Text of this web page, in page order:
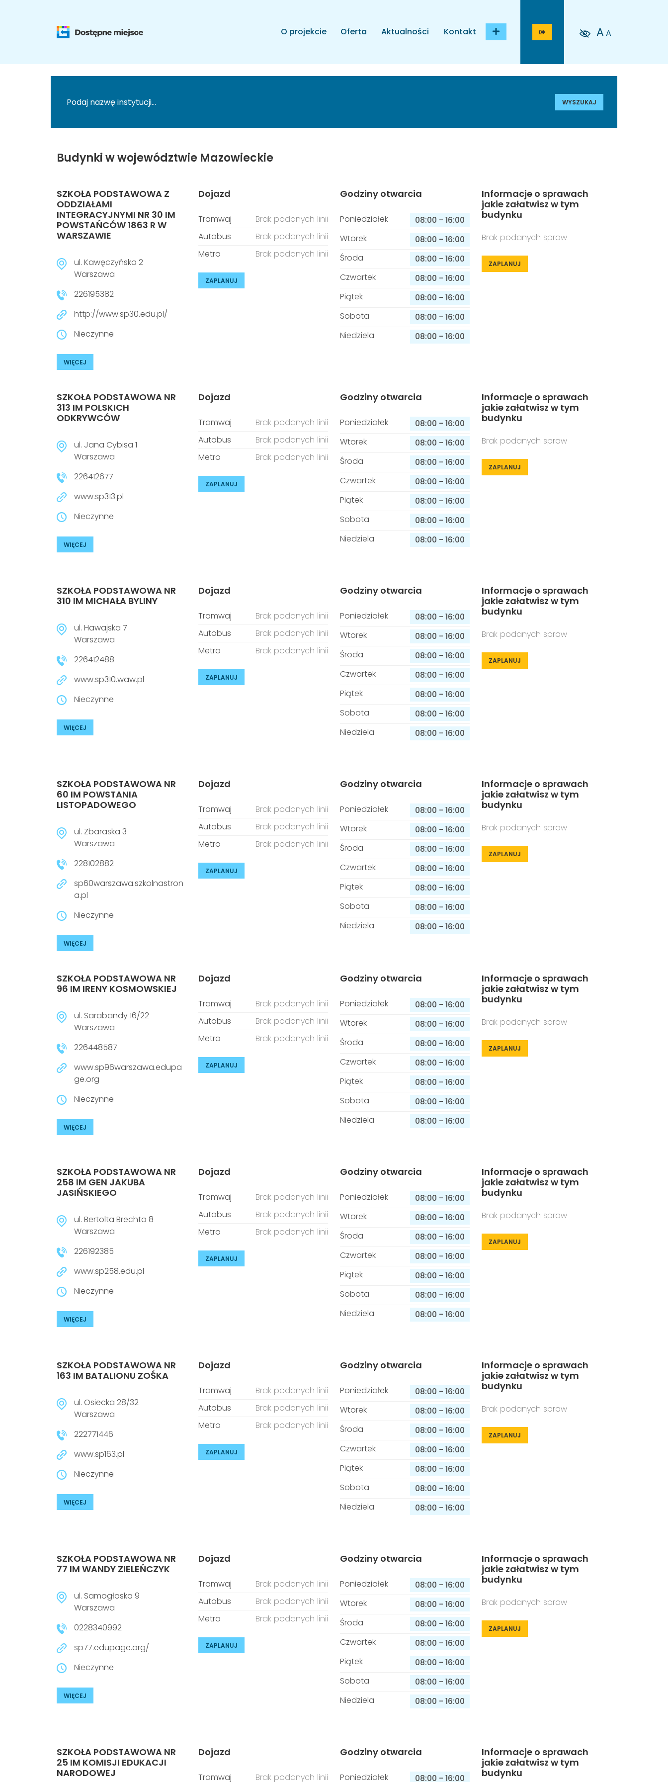
O projekcie Oferta Aktualności Kontakt A A
WYSZUKAJ
Budynki w województwie Mazowieckie
SZKOŁA PODSTAWOWA Z
ODDZIAŁAMI
INTEGRACYJNYMI NR 30 IM
POWSTAŃCÓW 1863 R W
WARSZAWIE
ul. Kawęczyńska 2
Warszawa
226195382
http://www.sp30.edu.pl/
Nieczynne
WIĘCEJ
Dojazd
Tramwaj
Brak podanych linii
Autobus
Brak podanych linii
Metro
Brak podanych linii
ZAPLANUJ
Godziny otwarcia
Poniedziałek 08:00 - 16:00
Wtorek
08:00 - 16:00
Środa
08:00 - 16:00
Czwartek
08:00 - 16:00
Piątek
08:00 - 16:00
Sobota
08:00 - 16:00
Niedziela
08:00 - 16:00
Informacje o sprawach
jakie załatwisz w tym
budynku
Brak podanych spraw
ZAPLANUJ
SZKOŁA PODSTAWOWA NR
313 IM POLSKICH
ODKRYWCÓW
ul. Jana Cybisa 1
Warszawa
226412677
www.sp313.pl
Nieczynne
WIĘCEJ
Dojazd
Tramwaj
Brak podanych linii
Autobus
Brak podanych linii
Metro
Brak podanych linii
ZAPLANUJ
Godziny otwarcia
Poniedziałek 08:00 - 16:00
Wtorek
08:00 - 16:00
Środa
08:00 - 16:00
Czwartek
08:00 - 16:00
Piątek
08:00 - 16:00
Sobota
08:00 - 16:00
Niedziela
08:00 - 16:00
Informacje o sprawach
jakie załatwisz w tym
budynku
Brak podanych spraw
ZAPLANUJ
SZKOŁA PODSTAWOWA NR
310 IM MICHAŁA BYLINY
ul. Hawajska 7
Warszawa
226412488
www.sp310.waw.pl
Nieczynne
WIĘCEJ
Dojazd
Tramwaj
Brak podanych linii
Autobus
Brak podanych linii
Metro
Brak podanych linii
ZAPLANUJ
Godziny otwarcia
Poniedziałek 08:00 - 16:00
Wtorek
08:00 - 16:00
Środa
08:00 - 16:00
Czwartek
08:00 - 16:00
Piątek
08:00 - 16:00
Sobota
08:00 - 16:00
Niedziela
08:00 - 16:00
Informacje o sprawach
jakie załatwisz w tym
budynku
Brak podanych spraw
ZAPLANUJ
SZKOŁA PODSTAWOWA NR
60 IM POWSTANIA
LISTOPADOWEGO
ul. Zbaraska 3
Warszawa
228102882
sp60warszawa.szkolnastron
a.pl
Nieczynne
WIĘCEJ
Dojazd
Tramwaj
Brak podanych linii
Autobus
Brak podanych linii
Metro
Brak podanych linii
ZAPLANUJ
Godziny otwarcia
Poniedziałek 08:00 - 16:00
Wtorek
08:00 - 16:00
Środa
08:00 - 16:00
Czwartek
08:00 - 16:00
Piątek
08:00 - 16:00
Sobota
08:00 - 16:00
Niedziela
08:00 - 16:00
Informacje o sprawach
jakie załatwisz w tym
budynku
Brak podanych spraw
ZAPLANUJ
SZKOŁA PODSTAWOWA NR
96 IM IRENY KOSMOWSKIEJ
ul. Sarabandy 16/22
Warszawa
226448587
www.sp96warszawa.edupa
ge.org
Nieczynne
WIĘCEJ
Dojazd
Tramwaj
Brak podanych linii
Autobus
Brak podanych linii
Metro
Brak podanych linii
ZAPLANUJ
Godziny otwarcia
Poniedziałek 08:00 - 16:00
Wtorek
08:00 - 16:00
Środa
08:00 - 16:00
Czwartek
08:00 - 16:00
Piątek
08:00 - 16:00
Sobota
08:00 - 16:00
Niedziela
08:00 - 16:00
Informacje o sprawach
jakie załatwisz w tym
budynku
Brak podanych spraw
ZAPLANUJ
SZKOŁA PODSTAWOWA NR
258 IM GEN JAKUBA
JASIŃSKIEGO
ul. Bertolta Brechta 8
Warszawa
226192385
www.sp258.edu.pl
Nieczynne
WIĘCEJ
Dojazd
Tramwaj
Brak podanych linii
Autobus
Brak podanych linii
Metro
Brak podanych linii
ZAPLANUJ
Godziny otwarcia
Poniedziałek 08:00 - 16:00
Wtorek
08:00 - 16:00
Środa
08:00 - 16:00
Czwartek
08:00 - 16:00
Piątek
08:00 - 16:00
Sobota
08:00 - 16:00
Niedziela
08:00 - 16:00
Informacje o sprawach
jakie załatwisz w tym
budynku
Brak podanych spraw
ZAPLANUJ
SZKOŁA PODSTAWOWA NR
163 IM BATALIONU ZOŚKA
ul. Osiecka 28/32
Warszawa
222771446
www.sp163.pl
Nieczynne
WIĘCEJ
Dojazd
Tramwaj
Brak podanych linii
Autobus
Brak podanych linii
Metro
Brak podanych linii
ZAPLANUJ
Godziny otwarcia
Poniedziałek 08:00 - 16:00
Wtorek
08:00 - 16:00
Środa
08:00 - 16:00
Czwartek
08:00 - 16:00
Piątek
08:00 - 16:00
Sobota
08:00 - 16:00
Niedziela
08:00 - 16:00
Informacje o sprawach
jakie załatwisz w tym
budynku
Brak podanych spraw
ZAPLANUJ
SZKOŁA PODSTAWOWA NR
77 IM WANDY ZIELEŃCZYK
ul. Samogłoska 9
Warszawa
0228340992
sp77.edupage.org/
Nieczynne
WIĘCEJ
Dojazd
Tramwaj
Brak podanych linii
Autobus
Brak podanych linii
Metro
Brak podanych linii
ZAPLANUJ
Godziny otwarcia
Poniedziałek 08:00 - 16:00
Wtorek
08:00 - 16:00
Środa
08:00 - 16:00
Czwartek
08:00 - 16:00
Piątek
08:00 - 16:00
Sobota
08:00 - 16:00
Niedziela
08:00 - 16:00
Informacje o sprawach
jakie załatwisz w tym
budynku
Brak podanych spraw
ZAPLANUJ
SZKOŁA PODSTAWOWA NR
25 IM KOMISJI EDUKACJI
NARODOWEJ
Dojazd
Tramwaj Brak podanych linii
Godziny otwarcia
Poniedziałek 08:00 - 16:00
Informacje o sprawach
jakie załatwisz w tym
budynku